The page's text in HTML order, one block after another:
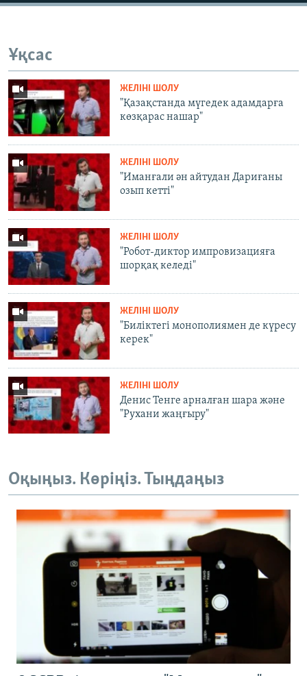
Ұқсас
ЖЕЛІНІ ШОЛУ
"Қазақстанда мүгедек адамдарға
көзқарас нашар"
ЖЕЛІНІ ШОЛУ
"Иманғали ән айтудан Дариғаны
озып кетті"
ЖЕЛІНІ ШОЛУ
"Робот-диктор импровизацияға
шорқақ келеді"
ЖЕЛІНІ ШОЛУ
"Биліктегі монополиямен де күресу
керек"
ЖЕЛІНІ ШОЛУ
Денис Тенге арналған шара және
"Рухани жаңғыру"
Оқыңыз. Көріңіз. Тыңдаңыз